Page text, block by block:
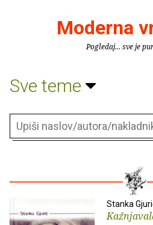
Moderna
Pogledaj... sve je
Sve teme
Stanka